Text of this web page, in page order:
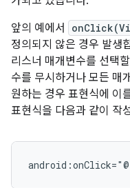
앞의 예에서
정의되지 않은 경우 발생
리스너 매개변수를 선택
수를 무시하거나 모든 매
원하는 경우 표현식에 이
표현식을 다음과 같이 작